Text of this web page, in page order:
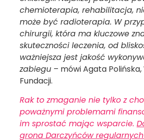
chemioterapia, rehabilitacja,
może być radioterapia. W
chirurgii, która ma kluczowe
skuteczności leczenia, od
ważniejsza jest jakość
zabiegu – mówi Agata
Fundacji.
Rak to zmaganie nie tylko z
poważnymi problemami
im sprostać mając wsparcie.
grona Darczyńców